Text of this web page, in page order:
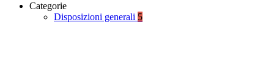
Categorie
Disposizioni generali 5